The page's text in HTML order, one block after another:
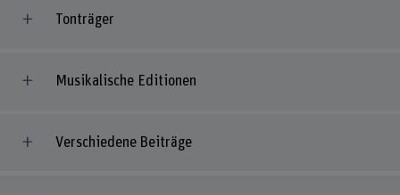
Tonträger
Musikalische Editionen
Verschiedene Beiträge